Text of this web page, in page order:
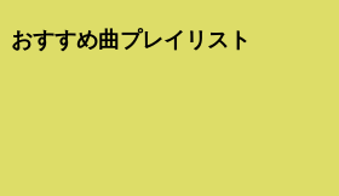
おすすめ曲プレイリスト